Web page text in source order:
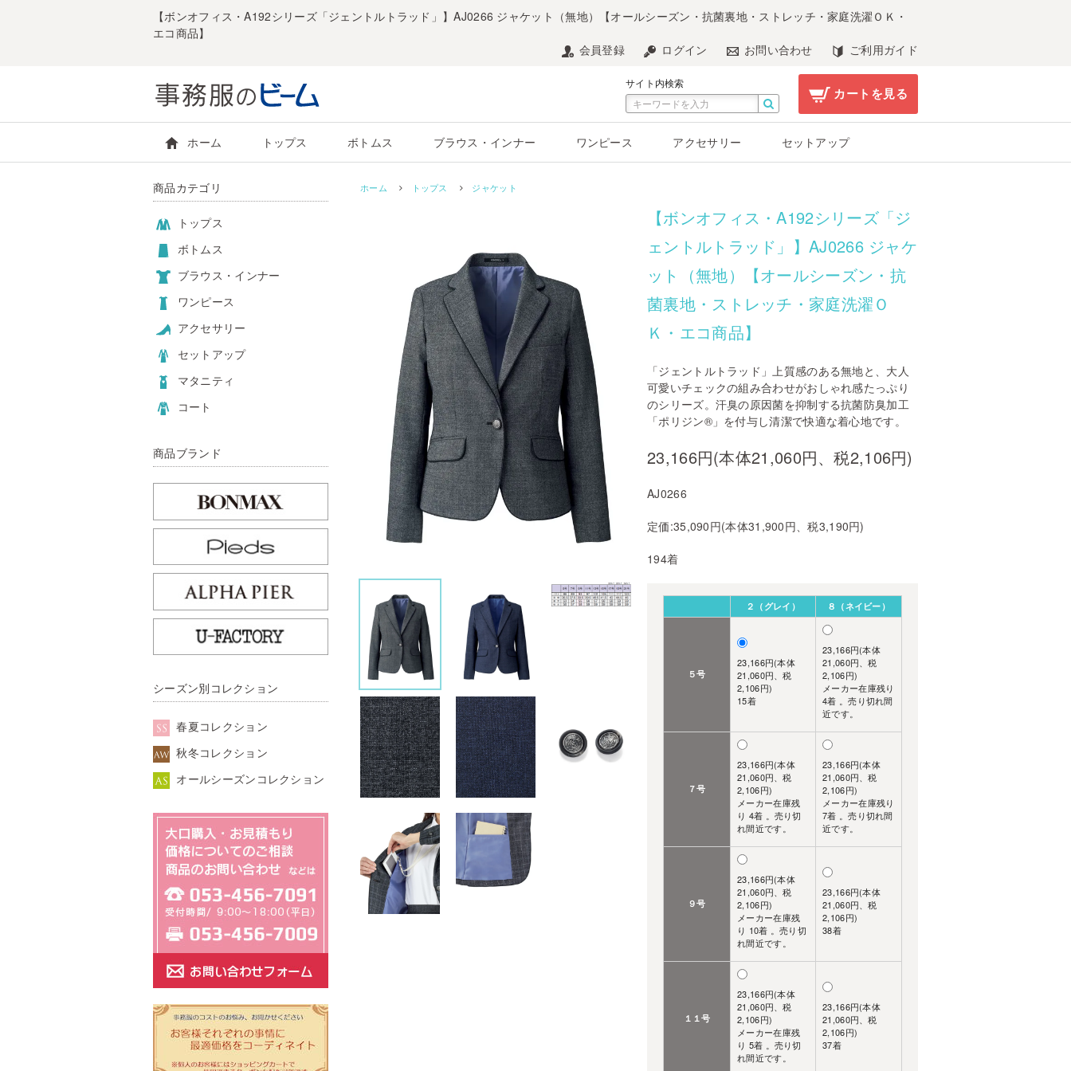
【ボンオフィス・A192シリーズ「ジェントルトラッド」】AJ0266 ジャケット（無地）【オールシーズン・抗菌裏地・ストレッチ・家庭洗濯ＯＫ・
エコ商品】
会員登録
ログイン お問い合わせ ご利用ガイド
サイト内検索
カートを見る
ホーム トップス ボトムス ブラウス・インナー ワンピース アクセサリー セットアップ
ホーム トップス ジャケット
【ボンオフィス・A192シリーズ「ジ
ェントルトラッド」】AJ0266 ジャケ
ット（無地）【オールシーズン・抗
菌裏地・ストレッチ・家庭洗濯Ｏ
Ｋ・エコ商品】
「ジェントルトラッド」上質感のある無地と、大人
可愛いチェックの組み合わせがおしゃれ感たっぷり
のシリーズ。汗臭の原因菌を抑制する抗菌防臭加工
「ポリジン®」を付与し清潔で快適な着心地です。
23,166円(本体21,060円、税2,106円)
AJ0266
定価:35,090円(本体31,900円、税3,190円)
194着
２（グレイ） ８（ネイビー）
５号
23,166円(本体
21,060円、税
2,106円)
15着
23,166円(本体
21,060円、税
2,106円)
メーカー在庫残り
4着 。売り切れ間
近です。
７号
23,166円(本体
21,060円、税
2,106円)
メーカー在庫残
り 4着 。売り切
れ間近です。
23,166円(本体
21,060円、税
2,106円)
メーカー在庫残り
7着 。売り切れ間
近です。
９号
23,166円(本体
21,060円、税
2,106円)
メーカー在庫残
り 10着 。売り切
れ間近です。
23,166円(本体
21,060円、税
2,106円)
38着
１１号
23,166円(本体
21,060円、税
2,106円)
メーカー在庫残
り 5着 。売り切
れ間近です。
23,166円(本体
21,060円、税
2,106円)
37着
商品カテゴリ
トップス
ボトムス
ブラウス・インナー
ワンピース
アクセサリー
セットアップ
マタニティ
コート
商品ブランド
シーズン別コレクション
春夏コレクション
秋冬コレクション
オールシーズンコレクション